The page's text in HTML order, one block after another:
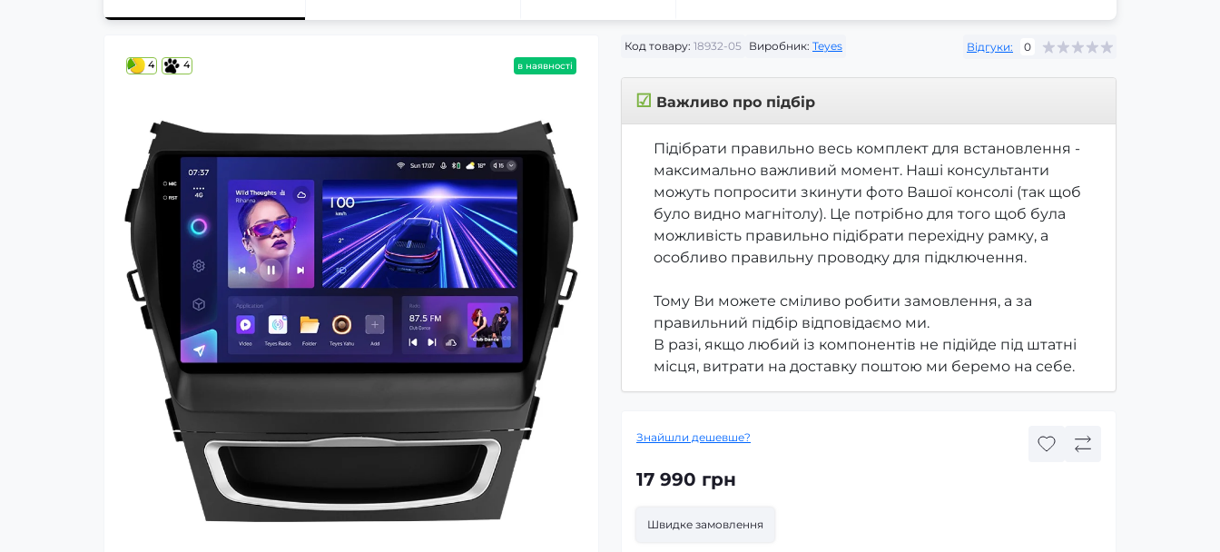
4 4 в наявності
Код товару: 18932-05 Виробник: Teyes Відгуки: 0
☑ Важливо про підбір
Підібрати правильно весь комплект для встановлення -
максимально важливий момент. Наші консультанти
можуть попросити зкинути фото Вашої консолі (так щоб
було видно магнітолу). Це потрібно для того щоб була
можливість правильно підібрати перехідну рамку, а
особливо правильну проводку для підключення.
Тому Ви можете сміливо робити замовлення, а за
правильний підбір відповідаємо ми.
В разі, якщо любий із компонентів не підійде під штатні
місця, витрати на доставку поштою ми беремо на себе.
Знайшли дешевше?
17 990 грн
Швидке замовлення